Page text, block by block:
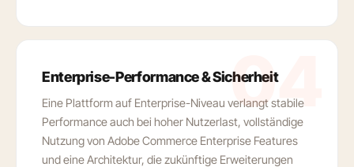
04
Enterprise-Performance & Sicherheit
Eine Plattform auf Enterprise-Niveau verlangt stabile
Performance auch bei hoher Nutzerlast, vollständige
Nutzung von Adobe Commerce Enterprise Features
und eine Architektur, die zukünftige Erweiterungen